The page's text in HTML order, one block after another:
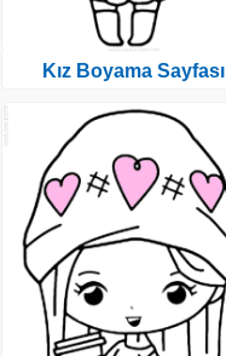
Kız Boyama Sayfası